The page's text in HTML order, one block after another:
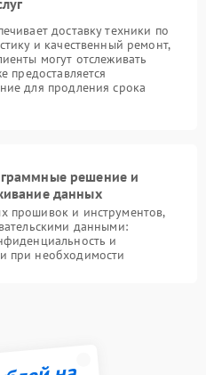
доставку техники по
и качественный ремонт,
могут отслеживать
предоставляется
для продления срока
решение и
данных
прошивок и инструментов,
данными:
и
при необходимости